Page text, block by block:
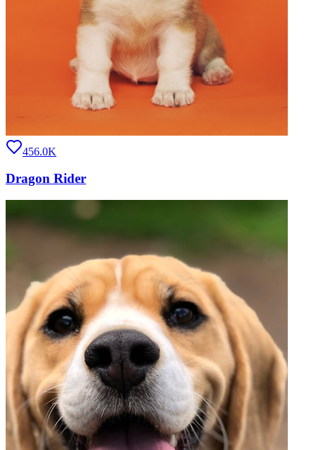
456.0K
Dragon Rider